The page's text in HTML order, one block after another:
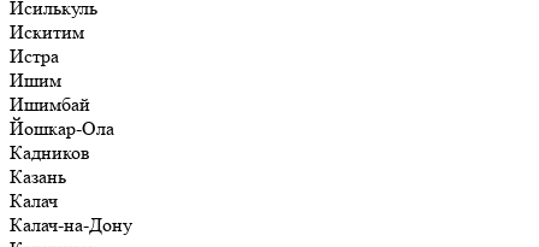
Исилькуль
Искитим
Истра
Ишим
Ишимбай
Йошкар-Ола
Кадников
Казань
Калач
Калач-на-Дону